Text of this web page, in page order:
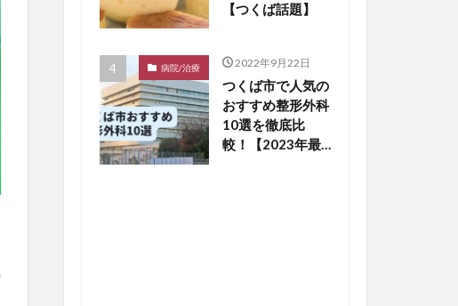
【つくば話題】
病院/治療 2022年9月22日
つくば市で人気の
おすすめ整形外科
10選を徹底比
較！【2023年最